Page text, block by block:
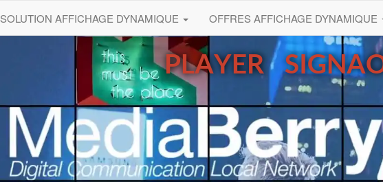
SOLUTION AFFICHAGE DYNAMIQUE OFFRES AFFICHAGE DYNAMIQUE
PLAYER